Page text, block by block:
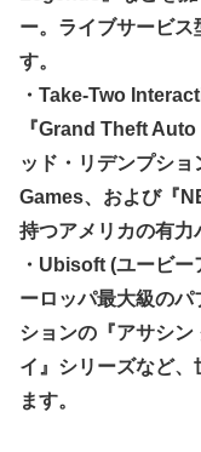
ー。ライブサービス
す。
・Take-Two
『Grand Theft
ッド・リデンプシ
Games、および『
持つアメリカの有力
・Ubisoft (ユービ
ーロッパ最大級のパ
ションの『アサシン
イ』シリーズなど
ます。